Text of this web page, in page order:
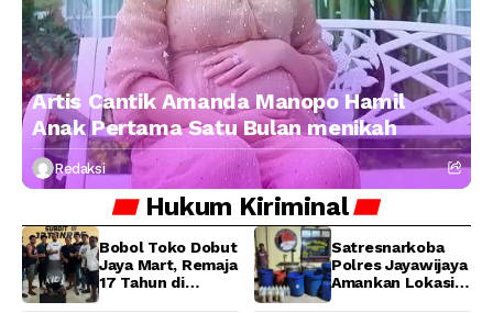
Artis Cantik Amanda Manopo Hamil
Anak Pertama Satu Bulan menikah
Redaksi
Hukum Kiriminal
Bobol Toko Dobut
Jaya Mart, Remaja
17 Tahun di
Satresnarkoba
Polres Jayawijaya
Amankan Lokasi